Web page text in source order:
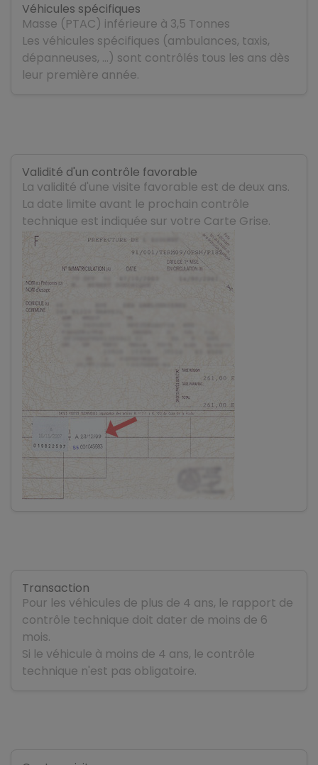
Véhicules spécifiques
Masse (PTAC) inférieure à 3,5 Tonnes
Les véhicules spécifiques (ambulances, taxis,
dépanneuses, …) sont contrôlés tous les ans dès
leur première année.
Validité d'un contrôle favorable
La validité d'une visite favorable est de deux ans.
La date limite avant le prochain contrôle
technique est indiquée sur votre Carte Grise.
Transaction
Pour les véhicules de plus de 4 ans, le rapport de
contrôle technique doit dater de moins de 6
mois.
Si le véhicule à moins de 4 ans, le contrôle
technique n'est pas obligatoire.